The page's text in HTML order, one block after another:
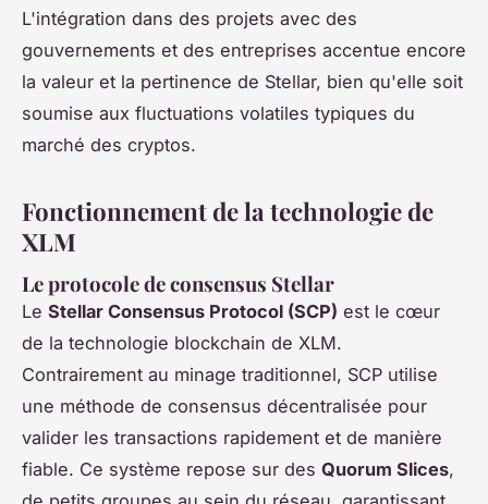
L'intégration dans des projets avec des
gouvernements et des entreprises accentue encore
la valeur et la pertinence de Stellar, bien qu'elle soit
soumise aux fluctuations volatiles typiques du
marché des cryptos.
Fonctionnement de la technologie de
XLM
Le protocole de consensus Stellar
Le Stellar Consensus Protocol (SCP) est le cœur
de la technologie blockchain de XLM.
Contrairement au minage traditionnel, SCP utilise
une méthode de consensus décentralisée pour
valider les transactions rapidement et de manière
fiable. Ce système repose sur des Quorum Slices,